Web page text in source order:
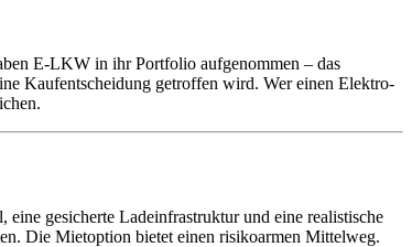
E-LKW in ihr Portfolio aufgenommen – das
Kaufentscheidung getroffen wird. Wer einen Elektro-
gesicherte Ladeinfrastruktur und eine realistische
Die Mietoption bietet einen risikoarmen Mittelweg.